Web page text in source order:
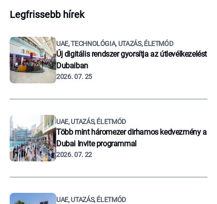
Legfrissebb hírek
UAE, TECHNOLÓGIA, UTAZÁS, ÉLETMÓD
Új digitális rendszer gyorsítja az útlevélkezelést
Dubaiban
2026. 07. 25
UAE, UTAZÁS, ÉLETMÓD
Több mint háromezer dirhamos kedvezmény a
Dubai Invite programmal
2026. 07. 22
UAE, UTAZÁS, ÉLETMÓD